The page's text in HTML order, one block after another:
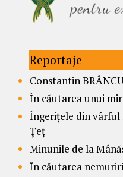
Reportaje
Constantin
În căutarea unui
Îngerițele din
Țeț
Minunile de la
În căutarea